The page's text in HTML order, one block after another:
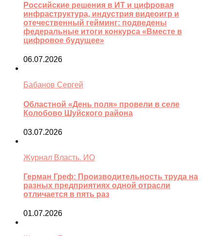
Российские решения в ИТ и цифровая
инфраструктура, индустрия видеоигр и
отечественный гейминг: подведены
федеральные итоги конкурса «Вместе в
цифровое будущее»
06.07.2026
Бабанов Сергей
Областной «День поля» провели в селе
Колобово Шуйского района
03.07.2026
Журнал Власть. ИО
Герман Греф: Производительность труда на
разных предприятиях одной отрасли
отличается в пять раз
01.07.2026